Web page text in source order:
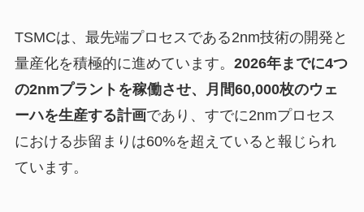
TSMCは、最先端プロセスである2nm技術の開発と
量産化を積極的に進めています。 2026年までに4つ
の2nmプラントを稼働させ、月間60,000枚のウェ
ーハを生産する計画であり、すでに2nmプロセス
における歩留まりは60%を超えていると報じられ
ています。